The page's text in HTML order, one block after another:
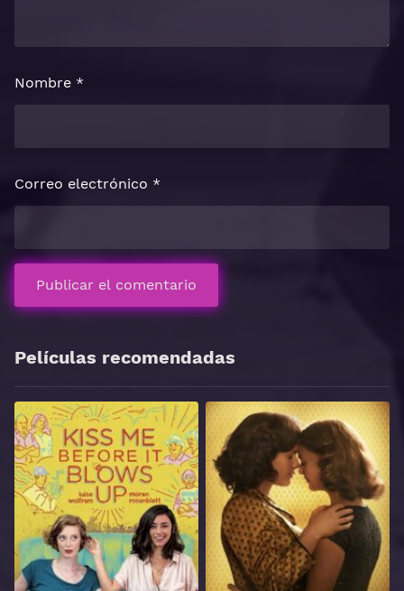
Nombre *
Correo electrónico *
Películas recomendadas